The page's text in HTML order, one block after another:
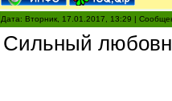
Дата: Вторник, 17.01.2017, 13:29 |
Сильный